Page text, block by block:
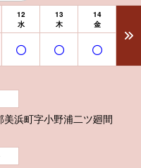
12
水
13
木
14
金
美浜町字小野浦二ツ廻間